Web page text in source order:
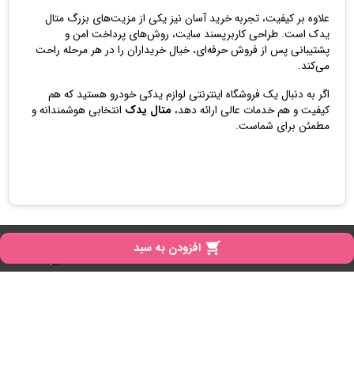
 افزودن به سبد
علاوه بر کیفیت، تجربه خرید آسان نیز یکی از مزیت‌های بزرگ متال
یدک است. طراحی کاربرپسند سایت، روش‌های پرداخت امن و
پشتیبانی پس از فروش حرفه‌ای، خیال خریداران را در هر مرحله راحت
می‌کند.
اگر به دنبال یک فروشگاه اینترنتی لوازم یدکی خودرو هستید که هم
کیفیت و هم خدمات عالی ارائه دهد، متال یدک انتخابی هوشمندانه و
مطمئن برای شماست.
تمامی حقوق برای متال یدک محفوظ است